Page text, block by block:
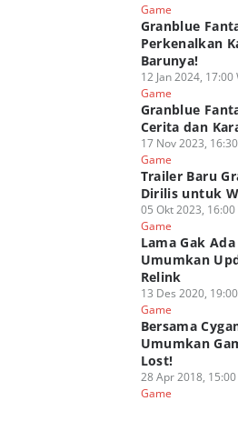
Game
Granblue
Perkenalkan
Barunya!
12 Jan 2024, 17:00
Game
Granblue
Cerita dan
17 Nov 2023,
Game
Trailer Baru
Dirilis untuk
05 Okt 2023, 16:00
Game
Lama Gak
Umumkan
Relink
13 Des 2020,
Game
Bersama
Umumkan
Lost!
28 Apr 2018, 15:00
Game